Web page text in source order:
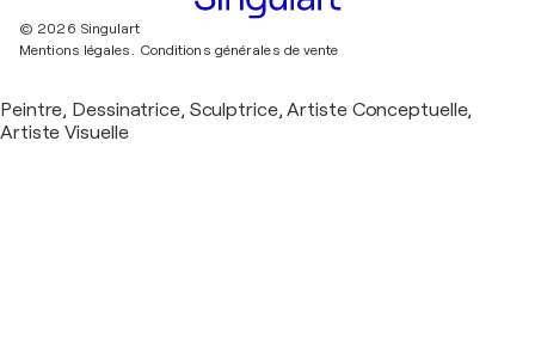
© 2026 Singulart
Mentions légales. Conditions générales de vente
Peintre, Dessinatrice, Sculptrice, Artiste Conceptuelle,
Artiste Visuelle